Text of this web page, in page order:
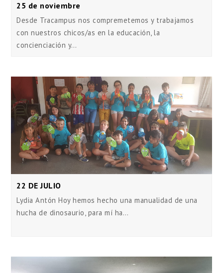
25 de noviembre
Desde Tracampus nos compremetemos y trabajamos
con nuestros chicos/as en la educación, la
concienciación y…
22 DE JULIO
Lydia Antón Hoy hemos hecho una manualidad de una
hucha de dinosaurio, para mí ha…